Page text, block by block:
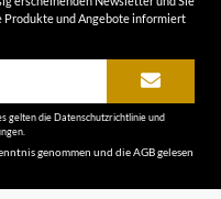
Produkte und Angebote informiert
gelten die Datenschutzrichtlinieund
.
genommen und dieAGBgelesen